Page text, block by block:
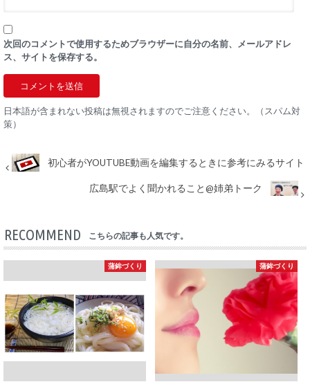
次回のコメントで使用するためブラウザーに自分の名前、メールアドレ
ス、サイトを保存する。
日本語が含まれない投稿は無視されますのでご注意ください。（スパム対
策）
初心者がYOUTUBE動画を編集するときに参考にみるサイト
広島駅でよく聞かれること@姉弟トーク
RECOMMEND こちらの記事も人気です。
蒲鉾づくり 蒲鉾づくり